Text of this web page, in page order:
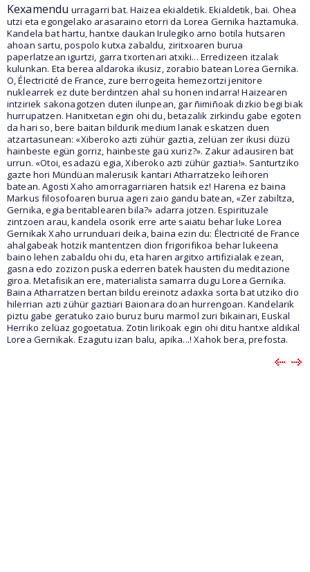
Kexamendu urragarri bat. Haizea ekialdetik. Ekialdetik, bai. Ohea
utzi eta egongelako arasaraino etorri da Lorea Gernika haztamuka.
Kandela bat hartu, hantxe daukan Irulegiko arno botila hutsaren
ahoan sartu, pospolo kutxa zabaldu, ziritxoaren burua
paperlatzean igurtzi, garra txortenari atxiki... Erredizeen itzalak
kulunkan. Eta berea aldaroka ikusiz, zorabio batean Lorea Gernika.
O, Électricité de France, zure berrogeita hemezortzi jenitore
nuklearrek ez dute berdintzen ahal su honen indarra! Haizearen
intziriek sakonagotzen duten ilunpean, gar ñimiñoak dizkio begi biak
hurrupatzen. Hanitxetan egin ohi du, betazalik zirkindu gabe egoten
da hari so, bere baitan bildurik medium lanak eskatzen duen
atzartasunean: «Xiberoko azti zühür gaztia, zelüan zer ikusi düzü
hainbeste egün gorriz, hainbeste gaü xuriz?». Zakur adausiren bat
urrun. «Otoi, esadazü egia, Xiberoko azti zühür gaztia!». Santurtziko
gazte hori Mündüan malerusik kantari Atharratzeko leihoren
batean. Agosti Xaho amorragarriaren hatsik ez! Harena ez baina
Markus filosofoaren burua ageri zaio gandu batean, «Zer zabiltza,
Gernika, egia beritablearen bila?» adarra jotzen. Espirituzale
zintzoen arau, kandela osorik erre arte saiatu behar luke Lorea
Gernikak Xaho urrunduari deika, baina ezin du: Électricité de France
ahalgabeak hotzik mantentzen dion frigorifikoa behar lukeena
baino lehen zabaldu ohi du, eta haren argitxo artifizialak ezean,
gasna edo zozizon puska ederren batek hausten du meditazione
giroa. Metafisikan ere, materialista samarra dugu Lorea Gernika.
Baina Atharratzen bertan bildu ereinotz adaxka sorta bat utziko dio
hilerrian azti zühür gaztiari Baionara doan hurrengoan. Kandelarik
piztu gabe geratuko zaio buruz buru marmol zuri bikainari, Euskal
Herriko zelüaz gogoetatua. Zotin lirikoak egin ohi ditu hantxe aldikal
Lorea Gernikak. Ezagutu izan balu, apika...! Xahok bera, prefosta.